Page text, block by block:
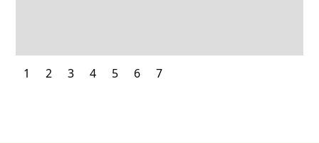
1 2 3 4 5 6 7